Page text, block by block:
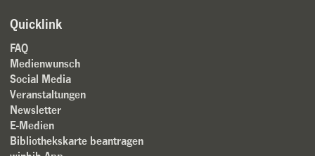
Quicklink
FAQ
Medienwunsch
Social Media
Veranstaltungen
Newsletter
E-Medien
Bibliothekskarte beantragen